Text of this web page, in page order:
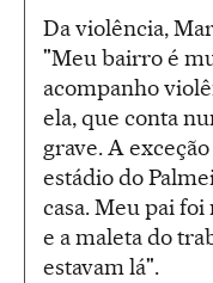
Da violência,
"Meu bairro é
acompanho
ela, que conta
grave. A
estádio do
casa. Meu pai foi
e a maleta do
estavam lá".